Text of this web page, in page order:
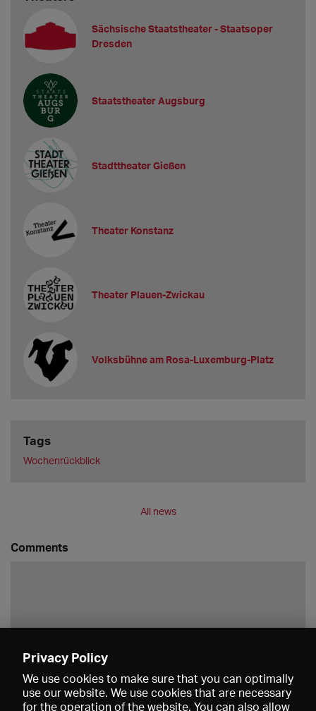
Sächsische Staatstheater - Staatsoper
Dresden
Staatstheater Augsburg
Stadttheater Gießen
Theater Konstanz
Theater Plauen-Zwickau
Volksbühne am Rosa-Luxemburg-Platz
Tags
Wochenrückblick
All news
Comments
Privacy Policy
We use cookies to make sure that you can optimally
use our website. We use cookies that are necessary
for the operation of the website. You can also allow